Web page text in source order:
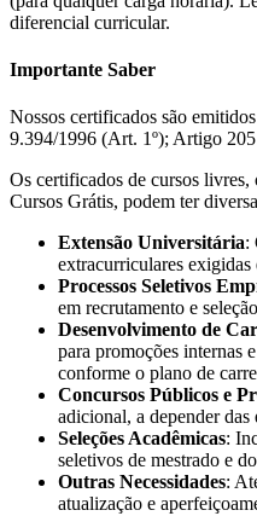
diferencial curricular.
Importante Saber
Nossos certificados são
9.394/1996 (Art. 1º); Artigo
Os certificados de cursos
Cursos Grátis, podem ter
Extensão Universitária:
extracurriculares
Processos Seletivos
em recrutamento e
Desenvolvimento de
para promoções internas
conforme o plano de
Concursos Públicos e
adicional, a depender das
Seleções Acadêmicas:
seletivos de mestrado e
Outras Necessidades:
atualização e